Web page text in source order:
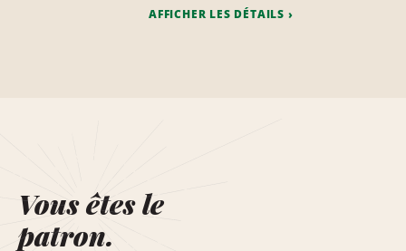
AFFICHER LES DÉTAILS
Vous êtes le
patron.